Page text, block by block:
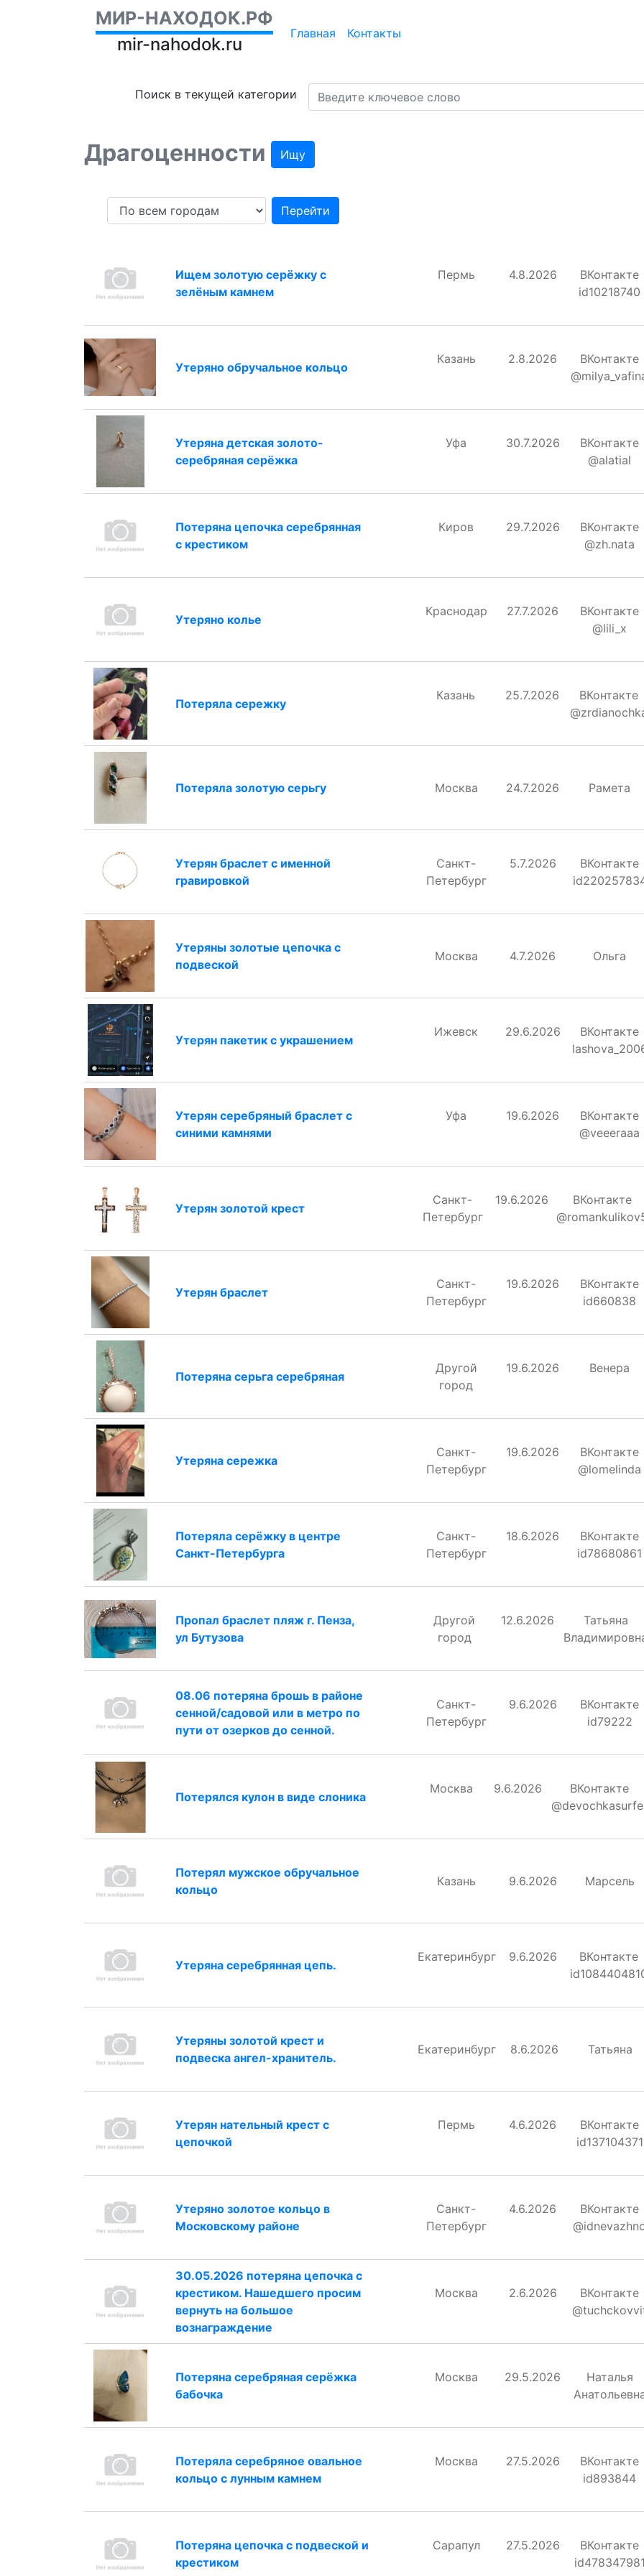
МИР-НАХОДОК.РФ
mir-nahodok.ru
Главная Контакты
Поиск в текущей категории
Драгоценности Ищу
Перейти
Ищем золотую серёжку с
зелёным камнем
Пермь 4.8.2026
ВКонтакте
id10218740
Утеряно обручальное кольцо
Казань 2.8.2026
ВКонтакте
Утеряна детская золото-
серебряная серёжка
Уфа 30.7.2026
ВКонтакте
@alatial
Потеряна цепочка серебрянная
с крестиком
Киров 29.7.2026
ВКонтакте
@zh.nata
Утеряно колье
Краснодар 27.7.2026
ВКонтакте
@lili_x
Потеряла сережку
Казань 25.7.2026
ВКонтакте
Потеряла золотую серьгу Москва 24.7.2026 Рамета
Утерян браслет с именной
гравировкой
Санкт-
Петербург
5.7.2026
ВКонтакте
Утеряны золотые цепочка с
подвеской
Москва 4.7.2026 Ольга
Утерян пакетик с украшением
Ижевск 29.6.2026
ВКонтакте
Утерян серебряный браслет с
синими камнями
Уфа 19.6.2026
ВКонтакте
@veeeraaa
Утерян золотой крест
Санкт-
Петербург
19.6.2026
ВКонтакте
Утерян браслет
Санкт-
Петербург
19.6.2026
ВКонтакте
id660838
Потеряна серьга серебряная
Другой
город
19.6.2026 Венера
Утеряна сережка
Санкт-
Петербург
19.6.2026
ВКонтакте
@lomelinda
Потеряла серёжку в центре
Санкт-Петербурга
Санкт-
Петербург
18.6.2026
ВКонтакте
id78680861
Пропал браслет пляж г. Пенза,
ул Бутузова
Другой
город
12.6.2026
Татьяна
08.06 потеряна брошь в районе
сенной/садовой или в метро по
пути от озерков до сенной.
Санкт-
Петербург
9.6.2026
ВКонтакте
id79222
Потерялся кулон в виде слоника
Москва 9.6.2026
ВКонтакте
Потерял мужское обручальное
кольцо
Казань 9.6.2026 Марсель
Утеряна серебрянная цепь.
Екатеринбург 9.6.2026
ВКонтакте
Утеряны золотой крест и
подвеска ангел-хранитель.
Екатеринбург 8.6.2026 Татьяна
Утерян нательный крест с
цепочкой
Пермь 4.6.2026
ВКонтакте
id137104371
Утеряно золотое кольцо в
Московскому районе
Санкт-
Петербург
4.6.2026
ВКонтакте
30.05.2026 потеряна цепочка с
крестиком. Нашедшего просим
вернуть на большое
вознаграждение
Москва 2.6.2026
ВКонтакте
Потеряна серебряная серёжка
бабочка
Москва 29.5.2026
Наталья
Потеряла серебряное овальное
кольцо с лунным камнем
Москва 27.5.2026
ВКонтакте
id893844
Потеряна цепочка с подвеской и
крестиком
Сарапул 27.5.2026
ВКонтакте